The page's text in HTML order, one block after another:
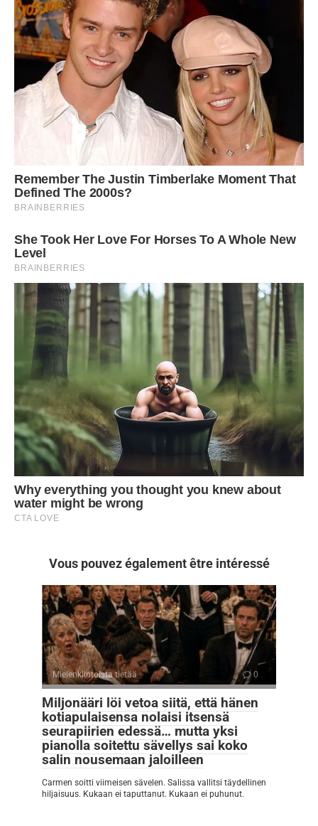
Vous pouvez également être intéressé
Mielenkiintoista tietää 0
Miljonääri löi vetoa siitä, että hänen
kotiapulaisensa nolaisi itsensä
seurapiirien edessä… mutta yksi
pianolla soitettu sävellys sai koko
salin nousemaan jaloilleen
Carmen soitti viimeisen sävelen. Salissa vallitsi täydellinen
hiljaisuus. Kukaan ei taputtanut. Kukaan ei puhunut.